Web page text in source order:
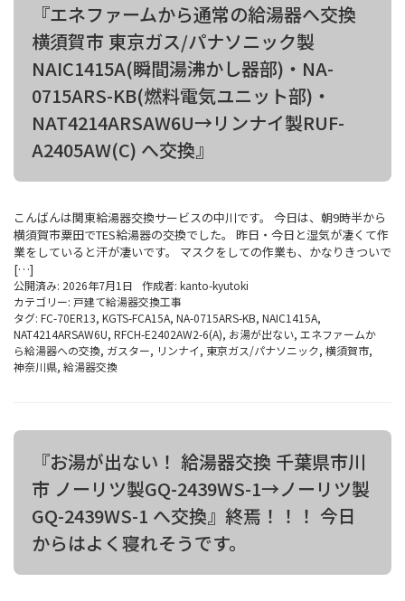
『エネファームから通常の給湯器へ交換
横須賀市 東京ガス/パナソニック製
NAIC1415A(瞬間湯沸かし器部)・NA-
0715ARS-KB(燃料電気ユニット部)・
NAT4214ARSAW6U→リンナイ製RUF-
A2405AW(C) へ交換』
こんばんは関東給湯器交換サービスの中川です。 今日は、朝9時半から
横須賀市粟田でTES給湯器の交換でした。 昨日・今日と湿気が凄くて作
業をしていると汗が凄いです。 マスクをしての作業も、かなりきついで
[…]
公開済み: 2026年7月1日 作成者: kanto-kyutoki
カテゴリー: 戸建て給湯器交換工事
タグ: FC-70ER13, KGTS-FCA15A, NA-0715ARS-KB, NAIC1415A,
NAT4214ARSAW6U, RFCH-E2402AW2-6(A), お湯が出ない, エネファームか
ら給湯器への交換, ガスター, リンナイ, 東京ガス/パナソニック, 横須賀市,
神奈川県, 給湯器交換
『お湯が出ない！ 給湯器交換 千葉県市川
市 ノーリツ製GQ-2439WS-1→ノーリツ製
GQ-2439WS-1 へ交換』終焉！！！ 今日
からはよく寝れそうです。